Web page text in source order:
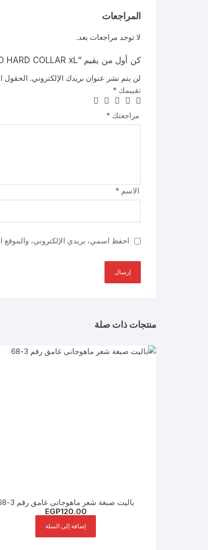
المراجعات
لا توجد مراجعات بعد.
كن أول من يقيم “FLAMINGO HARD COLLAR xL”
لن يتم نشر عنوان بريدك الإلكتروني. الحقول
تقييمك *
مراجعتك *
الاسم *
احفظ اسمي، بريدي الإلكتروني، والموقع
منتجات ذات صلة
باليت صبغة شعر ماهوجانى غامق رقم 3-68
EGP120.00
إضافة إلى السلة